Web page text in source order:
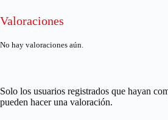
Valoraciones
No hay valoraciones aún.
Solo los usuarios registrados que hayan
pueden hacer una valoración.